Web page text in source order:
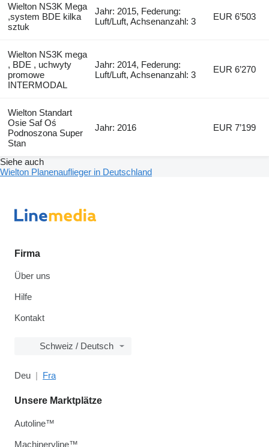
Wielton NS3K Mega
,system BDE kilka
sztuk
Jahr: 2015, Federung:
Luft/Luft, Achsenanzahl: 3
EUR 6’503
Wielton NS3K mega
, BDE , uchwyty
promowe
INTERMODAL
Jahr: 2014, Federung:
Luft/Luft, Achsenanzahl: 3
EUR 6’270
Wielton Standart
Osie Saf Oś
Podnoszona Super
Stan
Jahr: 2016 EUR 7’199
Siehe auch
Wielton Planenauflieger in Deutschland
Firma
Über uns
Hilfe
Kontakt
Schweiz / Deutsch
Deu Fra
Unsere Marktplätze
Autoline™
Machineryline™